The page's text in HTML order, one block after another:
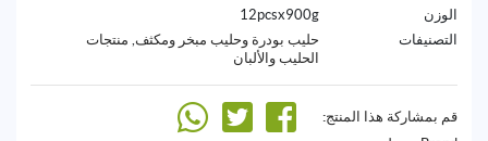
الوزن
12pcsx900g
التصنيفات
حليب بودرة وحليب مبخر ومكثف, منتجات
الحليب والألبان
قم بمشاركة هذا المنتج: